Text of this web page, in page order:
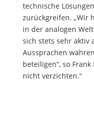
technische
zurückgreifen. „Wir
in der analogen
sich stets sehr aktiv
Aussprachen
beteiligen“, so
nicht verzichten.“